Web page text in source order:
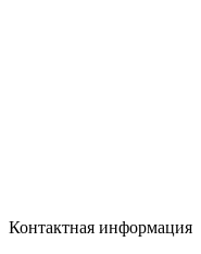
Контактная информация